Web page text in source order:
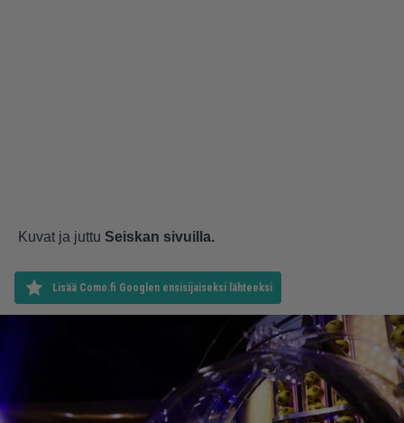
Kuvat ja juttu Seiskan sivuilla.
Lisää Como.fi Googlen ensisijaiseksi lähteeksi